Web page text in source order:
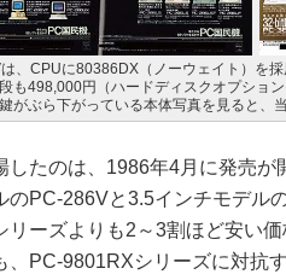
、CPUに80386DX（ノーウェイト）を
も498,000円（ハードディスクオプショ
がぶら下がっている本体写真を見ると、
たのは、1986年4月に発売が
のPC-286Vと3.5インチモデル
リーズよりも2～3割ほど安い
、PC-9801RXシリーズに対抗